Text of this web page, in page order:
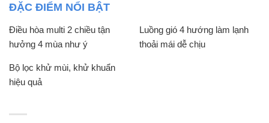
ĐẶC ĐIỂM NỔI BẬT
Điều hòa multi 2 chiều tận
hưởng 4 mùa như ý
Luồng gió 4 hướng làm lạnh
thoải mái dễ chịu
Bộ lọc khử mùi, khử khuẩn
hiệu quả